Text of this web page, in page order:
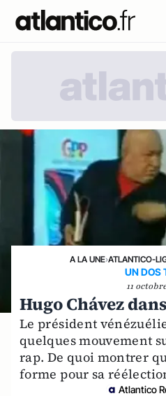
A LA UNE›ATLANTICO-
UN DOS
11
Hugo Chávez
Le président
quelques mouvement
rap. De quoi montrer
forme pour sa
Atlantico